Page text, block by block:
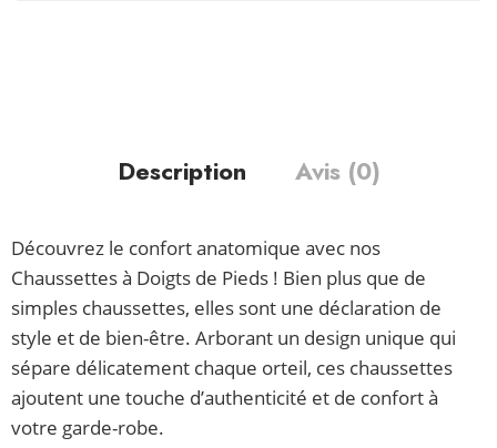
Description Avis (0)
Découvrez le confort anatomique avec nos
Chaussettes à Doigts de Pieds ! Bien plus que de
simples chaussettes, elles sont une déclaration de
style et de bien-être. Arborant un design unique qui
sépare délicatement chaque orteil, ces chaussettes
ajoutent une touche d’authenticité et de confort à
votre garde-robe.